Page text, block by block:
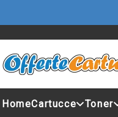
HomeCartucce Toner